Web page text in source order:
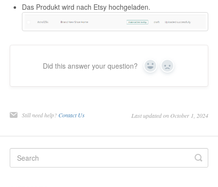
Das Produkt wird nach Etsy hochgeladen.
Did this answer your question? Yes No
Still need help? Contact Us Last updated on October 1, 2024